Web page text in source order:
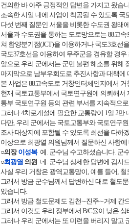
건의한 바 아주 긍정적인 답변을 가지고 왔습
조속한 시일 내에 사업이 착공될 수 있도록
다섯 번째 질문인 서울을 비롯한 수도권 왕래
서울과 수도권을 통하는 도로망으로는 88고
쳐 함양분기점(JCT)을 이용하거나 국도3호선
국도37호선을 이용하여 무주군을 경유할 경
앞으로 우리 군에서는 군민 불편 해소를 위해
마지막으로 남부우회도로 추진사항과 대책에
본 사업은 88고속도로 거창인터체인지에서
현재 국토교통부에서 국토연구원에 의뢰해서
통부 국토연구원 등의 관련 부서를 지속적으
그러나 4차로개설에 필요한 교통량이 1일 2
다만, 우리 군에서는 국토교통부와 국토연구
조사 대상지에 포함될 수 있도록 최선을 다하
이상으로 최광열 의원님께서 질문하신 사항
○의장이성복예. 군수님 수고하셨습니다. 군
○최광열 의원 네. 군수님 상세한 답변에 감사
사실 우리 거창은 광역교통망이, 예를 들어,
그래서 방금 군수님께서 답변하신 대로 철도
있습니다.
그래서 방금 철도문제도 김천∼진주∼거제 간
그래서 이것도 우리 정부에서 B/C율이 낮은
그러나 우리 군에서는 또 미련을 버리지 말고